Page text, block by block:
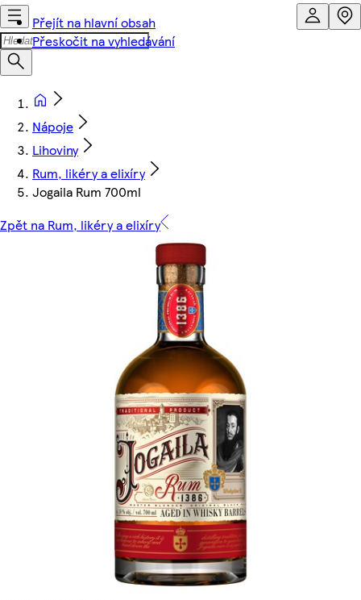
Přejít na hlavní obsah
Přeskočit na vyhledávání
Nápoje
Lihoviny
Rum, likéry a elixíry
Jogaila Rum 700ml
Zpět na Rum, likéry a elixíry